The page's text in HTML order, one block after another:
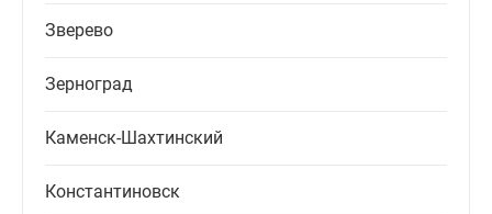
Зверево
Зерноград
Каменск-Шахтинский
Константиновск